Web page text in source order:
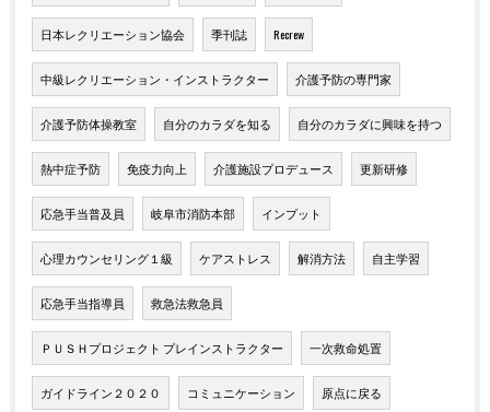
日本レクリエーション協会 季刊誌 Recrew
中級レクリエーション・インストラクター 介護予防の専門家
介護予防体操教室 自分のカラダを知る 自分のカラダに興味を持つ
熱中症予防 免疫力向上 介護施設プロデュース 更新研修
応急手当普及員 岐阜市消防本部 インプット
心理カウンセリング１級 ケアストレス 解消方法 自主学習
応急手当指導員 救急法救急員
ＰＵＳＨプロジェクト プレインストラクター 一次救命処置
ガイドライン２０２０ コミュニケーション 原点に戻る